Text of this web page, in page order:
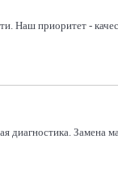
Наш приоритет -